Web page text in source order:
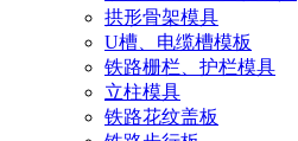
拱形骨架模具
U槽、电缆槽模板
铁路栅栏、护栏模具
立柱模具
铁路花纹盖板